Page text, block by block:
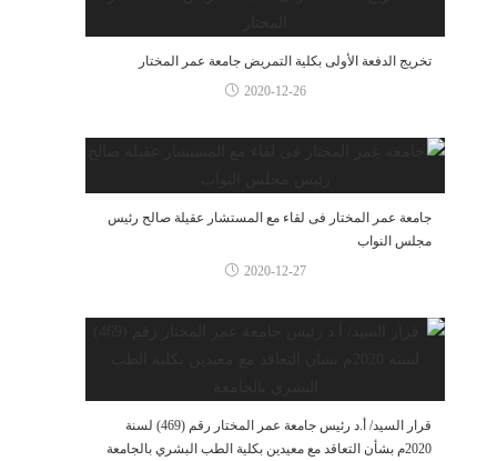
تخريج الدفعة الأولى بكلية التمريض جامعة عمر المختار
2020-12-26
جامعة عمر المختار فى لقاء مع المستشار عقيلة صالح رئيس
مجلس النواب
2020-12-27
قرار السيد/ أ.د رئيس جامعة عمر المختار رقم (469) لسنة
2020م بشأن التعاقد مع معيدين بكلية الطب البشري بالجامعة